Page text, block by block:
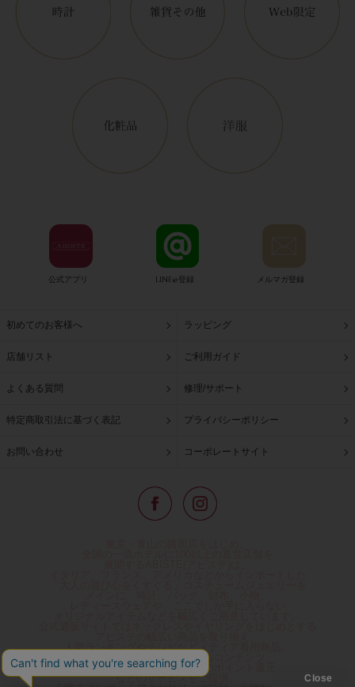
公式アプリ LINE@登録 メルマガ登録
初めてのお客様へ ラッピング
店舗リスト ご利用ガイド
よくある質問 修理/サポート
特定商取引法に基づく表記 プライバシーポリシー
お問い合わせ コーポレートサイト
人気ランキングやテレビなどメディア着用商品、
雑誌掲載商品情報を紹介するコンテンツ、
プレゼント包装無料や独自のポイント還元
などのサービスをご提供。